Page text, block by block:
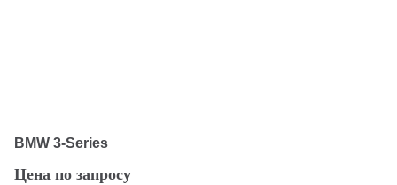
BMW 3-Series
Цена по запросу